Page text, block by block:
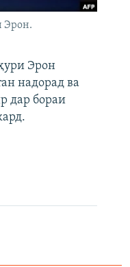
Эрон.
Эрон
надорад ва
дар бораи